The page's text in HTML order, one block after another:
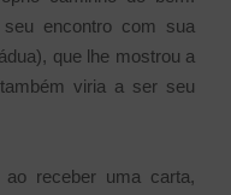
encontro com sua
que lhe mostrou a
viria a ser seu
receber uma carta,